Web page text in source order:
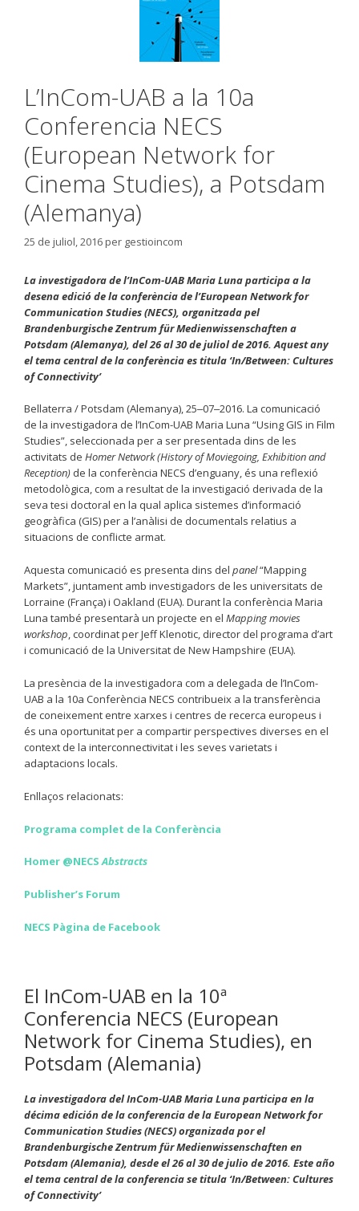
L’InCom-UAB a la 10a
Conferencia NECS
(European Network for
Cinema Studies), a Potsdam
(Alemanya)
25 de juliol, 2016per gestioincom
La investigadora de l’InCom-UAB Maria Luna participa a la
desena edició de la conferència de l’European Network for
Communication Studies (NECS), organitzada pel
Brandenburgische Zentrum für Medienwissenschaften a
Potsdam (Alemanya), del 26 al 30 de juliol de 2016. Aquest any
el tema central de la conferència es titula ‘In/Between: Cultures
of Connectivity’
Bellaterra / Potsdam (Alemanya), 25‒07‒2016. La comunicació
de la investigadora de l’InCom-UAB Maria Luna “Using GIS in Film
Studies”, seleccionada per a ser presentada dins de les
activitats de Homer Network (History of Moviegoing, Exhibition and
Reception) de la conferència NECS d’enguany, és una reflexió
metodològica, com a resultat de la investigació derivada de la
seva tesi doctoral en la qual aplica sistemes d’informació
geogràfica (GIS) per a l’anàlisi de documentals relatius a
situacions de conflicte armat.
Aquesta comunicació es presenta dins del panel“Mapping
Markets”, juntament amb investigadors de les universitats de
Lorraine (França) i Oakland (EUA). Durant la conferència Maria
Luna també presentarà un projecte en el Mapping movies
workshop, coordinat per Jeff Klenotic, director del programa d’art
i comunicació de la Universitat de New Hampshire (EUA).
La presència de la investigadora com a delegada de l’InCom-
UAB a la 10a Conferència NECS contribueix a la transferència
de coneixement entre xarxes i centres de recerca europeus i
és una oportunitat per a compartir perspectives diverses en el
context de la interconnectivitat i les seves varietats i
adaptacions locals.
Enllaços relacionats:
Programa complet de la Conferència
Homer @NECSAbstracts
Publisher’s Forum
NECS Pàgina de Facebook
El InCom-UAB en la 10ª
Conferencia NECS (European
Network for Cinema Studies), en
Potsdam (Alemania)
La investigadora del InCom-UAB Maria Luna participa en la
décima edición de la conferencia de la European Network for
Communication Studies (NECS) organizada por el
Brandenburgische Zentrum für Medienwissenschaften en
Potsdam (Alemania), desde el 26 al 30 de julio de 2016. Este año
el tema central de la conferencia se titula ‘In/Between: Cultures
of Connectivity’